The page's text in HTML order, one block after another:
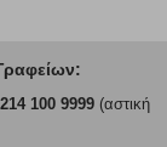
214 100 9999(αστική